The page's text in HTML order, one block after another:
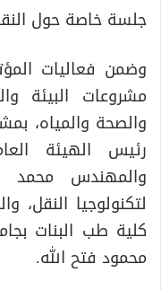
جلسة خاصة حول
وضمن فعاليات
مشروعات البيئة
والصحة والمياه،
رئيس الهيئة
والمهندس محمد
لتكنولوجيا النقل،
كلية طب البنات
محمود فتح الله.